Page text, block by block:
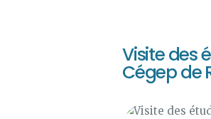
Visite des
Cégep de